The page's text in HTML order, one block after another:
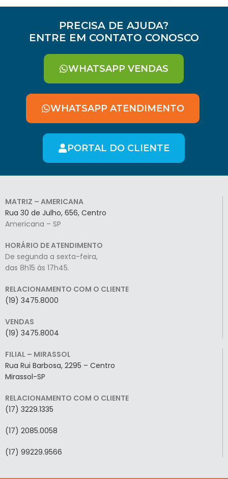
PRECISA DE AJUDA?
ENTRE EM CONTATO CONOSCO
WHATSAPP VENDAS
WHATSAPP ATENDIMENTO
PORTAL DO CLIENTE
MATRIZ – AMERICANA
Rua 30 de Julho, 656, Centro
Americana – SP
HORÁRIO DE ATENDIMENTO
De segunda a sexta-feira,
das 8h15 às 17h45.
RELACIONAMENTO COM O CLIENTE
(19) 3475.8000
VENDAS
(19) 3475.8004
FILIAL – MIRASSOL
Rua Rui Barbosa, 2295 – Centro
Mirassol-SP
RELACIONAMENTO COM O CLIENTE
(17) 3229.1335
(17) 2085.0058
(17) 99229.9566